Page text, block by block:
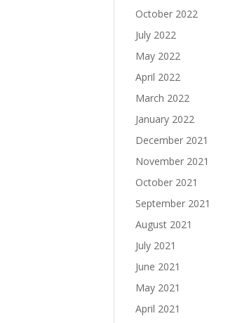
October 2022
July 2022
May 2022
April 2022
March 2022
January 2022
December 2021
November 2021
October 2021
September 2021
August 2021
July 2021
June 2021
May 2021
April 2021